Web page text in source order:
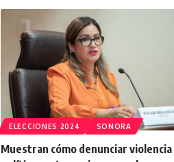
ELECCIONES 2024 SONORA
Muestran cómo denunciar violencia